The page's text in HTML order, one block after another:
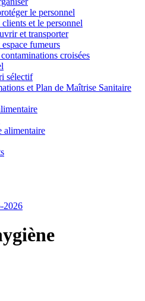
le personnel
et le personnel
et transporter
fumeurs
croisées
sélectif
et Plan de Maîtrise Sanitaire
alimentaire
2026